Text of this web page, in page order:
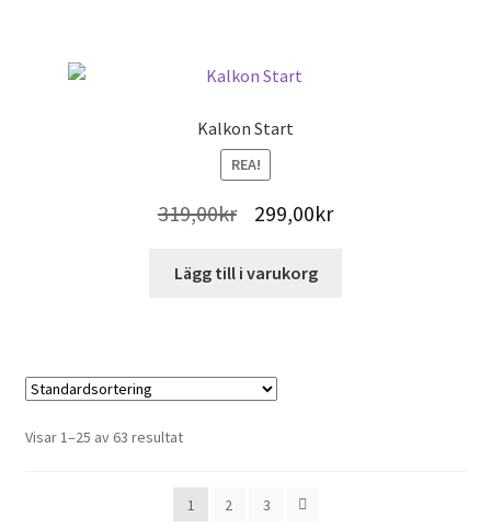
Kalkon Start
REA!
319,00kr
Det
priset
299,00krDet
Lägg till i varukorg
Visar 1–25 av 63 resultat
1 2 3